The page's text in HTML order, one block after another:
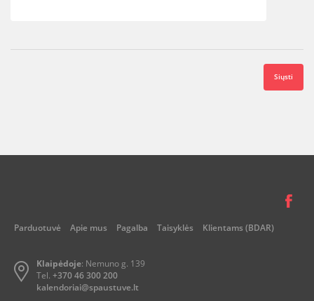
Parduotuvė Apie mus Pagalba Taisyklės Klientams (BDAR)
Klaipėdoje: Nemuno g. 139
Tel. +370 46 300 200
kalendoriai@spaustuve.lt